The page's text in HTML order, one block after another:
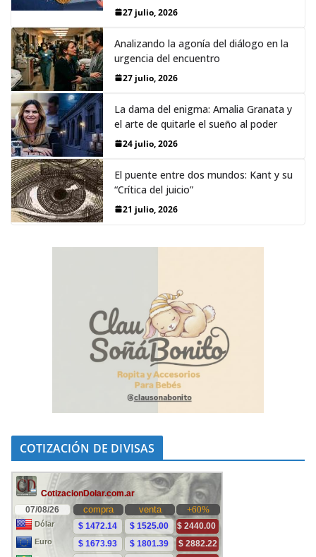
27 julio, 2026
Analizando la agonía del diálogo en la
urgencia del encuentro
27 julio, 2026
La dama del enigma: Amalia Granata y
el arte de quitarle el sueño al poder
24 julio, 2026
El puente entre dos mundos: Kant y su
“Crítica del juicio”
21 julio, 2026
COTIZACIÓN DE DIVISAS